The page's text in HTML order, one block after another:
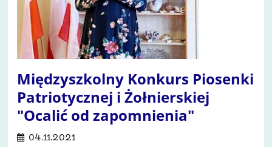
Międzyszkolny Konkurs Piosenki
Patriotycznej i Żołnierskiej
"Ocalić od zapomnienia"
04.11.2021